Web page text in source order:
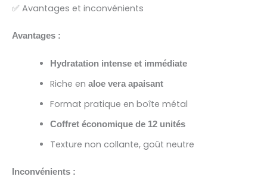
✅ Avantages et inconvénients
Avantages :
Hydratation intense et immédiate
Riche en aloe vera apaisant
Format pratique en boîte métal
Coffret économique de 12 unités
Texture non collante, goût neutre
Inconvénients :